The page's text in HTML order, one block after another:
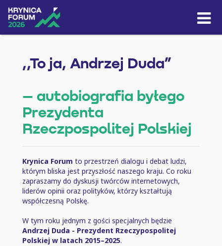
,,To ja, Andrzej Duda”
– autobiografia byłego
Prezydenta
Rzeczpospolitej Polskiej
Krynica Forum to przestrzeń dialogu i debat ludzi,
którym bliska jest przyszłość naszego kraju. Co roku
zapraszamy do dyskusji twórców internetowych,
liderów opinii oraz polityków, którzy kształtują
współczesną Polskę.
W tym roku jednym z gości specjalnych będzie
Andrzej Duda - Prezydent Rzeczypospolitej
Polskiej w latach 2015–2025.